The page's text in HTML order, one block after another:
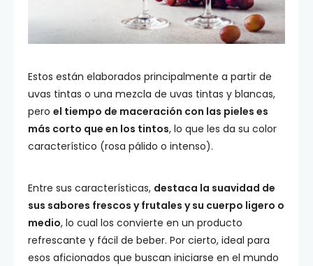
Estos están elaborados principalmente a partir de
uvas tintas o una mezcla de uvas tintas y blancas,
pero el tiempo de maceración con las pieles es
más corto que en los tintos, lo que les da su color
característico (rosa pálido o intenso).
Entre sus características, destaca la suavidad de
sus sabores frescos y frutales y su cuerpo ligero o
medio, lo cual los convierte en un producto
refrescante y fácil de beber. Por cierto, ideal para
esos aficionados que buscan iniciarse en el mundo